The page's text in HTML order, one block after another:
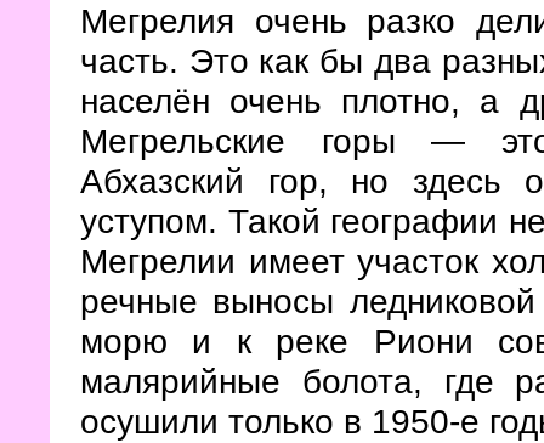
Мегрелия очень разко
часть. Это как бы два
населён очень плотно, а
Мегрельские горы —
Абхазский гор, но здесь
уступом. Такой географии
Мегрелии имеет участок
речные выносы
морю и к реке Риони
малярийные болота, где
осушили только в 1950-е